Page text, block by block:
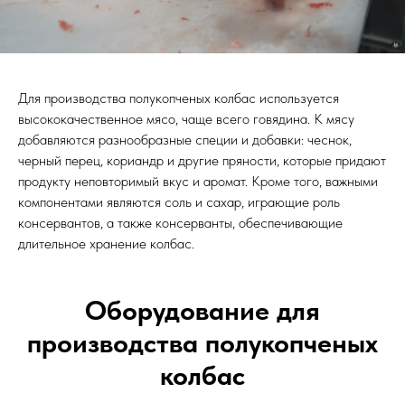
Для производства полукопченых колбас используется
высококачественное мясо, чаще всего говядина. К мясу
добавляются разнообразные специи и добавки: чеснок,
черный перец, кориандр и другие пряности, которые придают
продукту неповторимый вкус и аромат. Кроме того, важными
компонентами являются соль и сахар, играющие роль
консервантов, а также консерванты, обеспечивающие
длительное хранение колбас.
Оборудование для
производства полукопченых
колбас